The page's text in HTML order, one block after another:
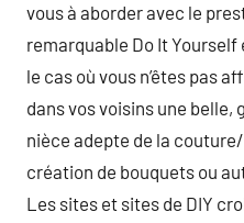
vous à aborder avec le
remarquable Do It
le cas où vous n’êtes pas
dans vos voisins une belle,
nièce adepte de la
création de bouquets ou
Les sites et sites de DIY